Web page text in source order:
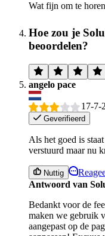
Wat fijn om te
Hoe zou je
beoordelen?
angelo pace
17-7-
Geverifieerd
Als het goed is
verstuurd maar nu
Nuttig
Antwoord van
Bedankt voor de
maken we gebruik
aangepast op de